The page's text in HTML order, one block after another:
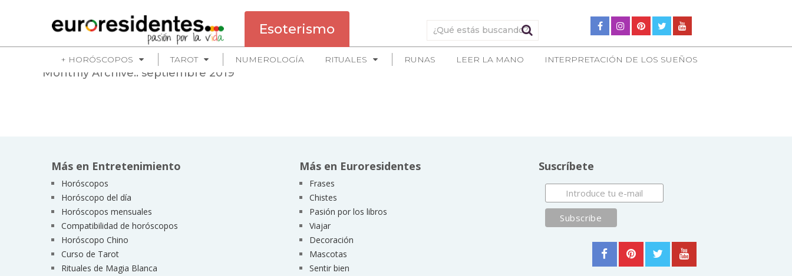
Esoterismo
+ HORÓSCOPOS TAROT NUMEROLOGÍA RITUALES RUNAS LEER LA MANO INTERPRETACIÓN DE LOS SUEÑOS
Monthly Archive:: septiembre 2019
Más en Entretenimiento
Horóscopos
Horóscopo del día
Horóscopos mensuales
Compatibilidad de horóscopos
Horóscopo Chino
Curso de Tarot
Rituales de Magia Blanca
Más en Euroresidentes
Frases
Chistes
Pasión por los libros
Viajar
Decoración
Mascotas
Sentir bien
Suscríbete